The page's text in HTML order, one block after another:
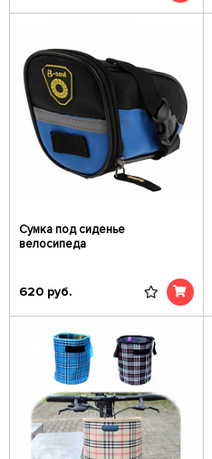
Сумка под сиденье
велосипеда
620 руб.